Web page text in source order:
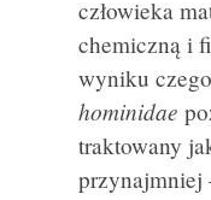
człowieka
chemiczną i
wyniku
hominidae
traktowany
przynajmniej